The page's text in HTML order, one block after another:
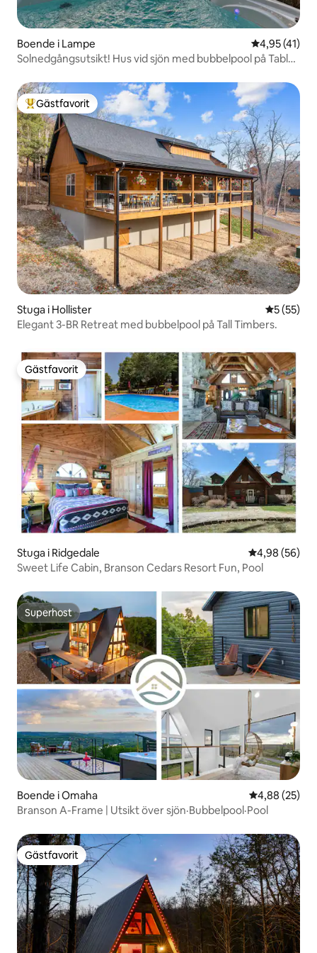
Boende i Lampe 4,95 av 5 i
4,95 (41)
Solnedgångsutsikt! Hus vid sjön med bubbelpool på Table
Populär gästfavorit
Gästfavorit
Stuga i Hollister 5 av 5 i
5 (55)
Elegant 3-BR Retreat med bubbelpool på Tall Timbers.
Gästfavorit
Gästfavorit
Stuga i Ridgedale 4,98 av 5 i
4,98 (56)
Sweet Life Cabin, Branson Cedars Resort Fun, Pool
Superhost
Superhost
Boende i Omaha 4,88 av 5 i
4,88 (25)
Branson A-Frame | Utsikt över sjön·Bubbelpool·Pool
Gästfavorit
Gästfavorit